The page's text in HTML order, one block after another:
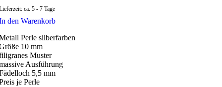
ca. 5 - 7 Tage
den Warenkorb
Perle silberfarben
10 mm
Muster
Ausführung
5,5 mm
je Perle